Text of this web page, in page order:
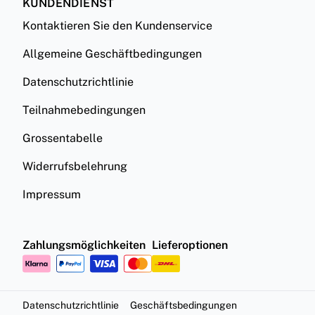
KUNDENDIENST
Kontaktieren Sie den Kundenservice
Allgemeine Geschäftbedingungen
Datenschutzrichtlinie
Teilnahmebedingungen
Grossentabelle
Widerrufsbelehrung
Impressum
Zahlungsmöglichkeiten Lieferoptionen
Datenschutzrichtlinie Geschäftsbedingungen